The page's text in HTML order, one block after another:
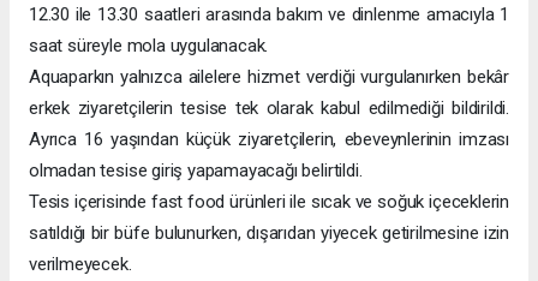
12.30 ile 13.30 saatleri arasında bakım ve dinlenme amacıyla 1
saat süreyle mola uygulanacak.
Aquaparkın yalnızca ailelere hizmet verdiği vurgulanırken bekâr
erkek ziyaretçilerin tesise tek olarak kabul edilmediği bildirildi.
Ayrıca 16 yaşından küçük ziyaretçilerin, ebeveynlerinin imzası
olmadan tesise giriş yapamayacağı belirtildi.
Tesis içerisinde fast food ürünleri ile sıcak ve soğuk içeceklerin
satıldığı bir büfe bulunurken, dışarıdan yiyecek getirilmesine izin
verilmeyecek.